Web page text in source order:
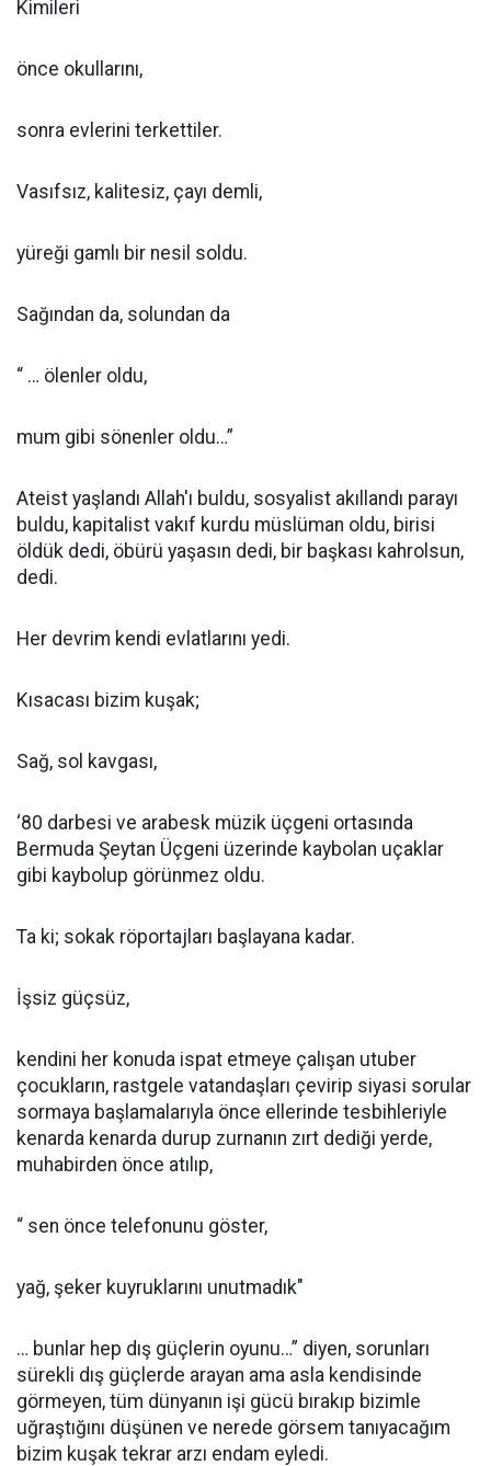
Kimileri
önce okullarını,
sonra evlerini terkettiler.
Vasıfsız, kalitesiz, çayı demli,
yüreği gamlı bir nesil soldu.
Sağından da, solundan da
“ … ölenler oldu,
mum gibi sönenler oldu…”
Ateist yaşlandı Allah'ı buldu, sosyalist akıllandı parayı
buldu, kapitalist vakıf kurdu müslüman oldu, birisi
öldük dedi, öbürü yaşasın dedi, bir başkası kahrolsun,
dedi.
Her devrim kendi evlatlarını yedi.
Kısacası bizim kuşak;
Sağ, sol kavgası,
‘80 darbesi ve arabesk müzik üçgeni ortasında
Bermuda Şeytan Üçgeni üzerinde kaybolan uçaklar
gibi kaybolup görünmez oldu.
Ta ki; sokak röportajları başlayana kadar.
İşsiz güçsüz,
kendini her konuda ispat etmeye çalışan utuber
çocukların, rastgele vatandaşları çevirip siyasi sorular
sormaya başlamalarıyla önce ellerinde tesbihleriyle
kenarda kenarda durup zurnanın zırt dediği yerde,
muhabirden önce atılıp,
“ sen önce telefonunu göster,
yağ, şeker kuyruklarını unutmadık"
… bunlar hep dış güçlerin oyunu…” diyen, sorunları
sürekli dış güçlerde arayan ama asla kendisinde
görmeyen, tüm dünyanın işi gücü bırakıp bizimle
uğraştığını düşünen ve nerede görsem tanıyacağım
bizim kuşak tekrar arzı endam eyledi.